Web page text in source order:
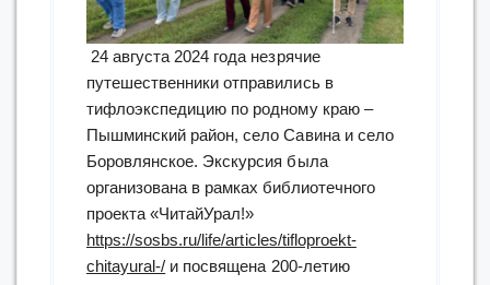
24 августа 2024 года незрячие
путешественники отправились в
тифлоэкспедицию по родному краю –
Пышминский район, село Савина и село
Боровлянское. Экскурсия была
организована в рамках библиотечного
проекта «ЧитайУрал!»
https://sosbs.ru/life/articles/tifloproekt-
chitayural-/ и посвящена 200-летию